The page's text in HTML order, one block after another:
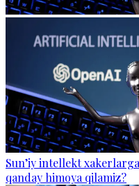
Sun’iy intellekt
qanday himoya qilamiz?